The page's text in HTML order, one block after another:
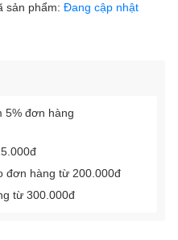
sản phẩm: Đang cập nhật
5% đơn hàng
đơn hàng từ 200.000đ
từ 300.000đ